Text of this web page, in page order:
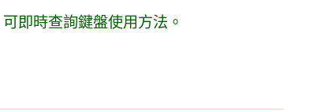
即時查詢鍵盤使用方法。